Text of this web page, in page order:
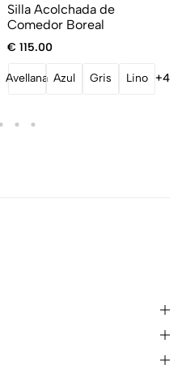
Silla Acolchada de
Comedor Boreal
€ 115.00
Avellana Azul Gris Lino +4